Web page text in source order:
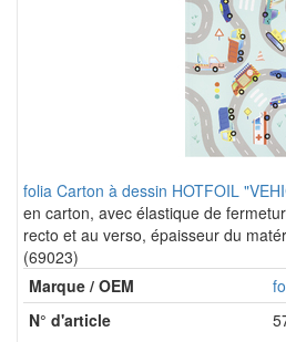
folia Carton à dessin HOTFOIL
en carton, avec élastique de
recto et au verso, épaisseur du
(69023)
Marque / OEM
N° d'article